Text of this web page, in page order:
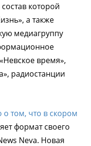
которой
а также
медиагруппу
время»,
радиостанции
о том, что в скором
формат своего
Neva. Новая